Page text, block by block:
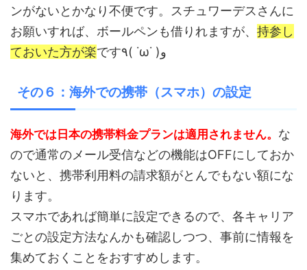
ンがないとかなり不便です。スチュワーデスさんに
お願いすれば、ボールペンも借りれますが、 持参し
ておいた方が楽
です٩( ˙ω˙ )و
その６：海外での携帯（スマホ）の設定
海外では日本の携帯料金プランは適用されません。 な
ので通常のメール受信などの機能はOFFにしておか
ないと、携帯利用料の請求額がとんでもない額にな
ります。
スマホであれば簡単に設定できるので、各キャリア
ごとの設定方法なんかも確認しつつ、事前に情報を
集めておくことをおすすめします。